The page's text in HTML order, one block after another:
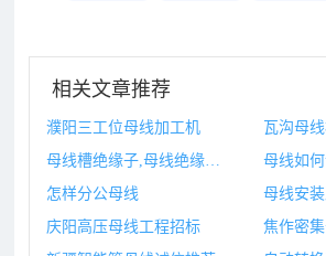
相关文章推荐
濮阳三工位母线加工机
瓦沟母
母线如
怎样分公母线
庆阳高压母线工程招标